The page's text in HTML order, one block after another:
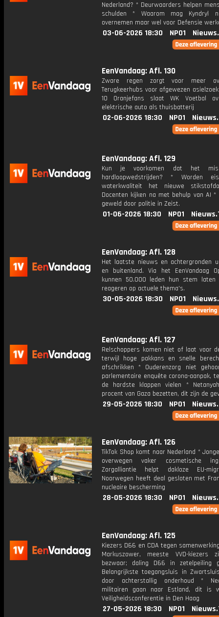
Nederland? * Deurwaarders helpen
schulden * Waarom mag Kyndryl
overnemen maar wel voor Defensie
03-06-2026 18:30 NPO1
EenVandaag: Afl. 130
Zware regen zorgt voor meer
Terugkeerhubs voor afgewezen
10 Oranjefans slaat WK Voetbal
elektrische auto als thuisbatterij
02-06-2026 18:30 NPO1
EenVandaag: Afl. 129
Kun je voorkomen dat het
hardloopwedstrijden? * Worden
waterkwaliteit het nieuwe
Docenten kijken na met behulp van AI *
geweld door politie in Zeist.
01-06-2026 18:30 NPO1
EenVandaag: Afl. 128
Het laatste nieuws en achtergronden
en buitenland. Via het EenVandaag
kunnen 50.000 leden hun stem laten
reageren op actuele thema's.
30-05-2026 18:30 NPO1
EenVandaag: Afl. 127
Relschoppers komen niet of laat voor
terwijl hoge pakkans en snelle
afschrikken * Ouderenzorg niet
parlementaire enquête corona-aanpak,
de hardste klappen vielen *
procent van Gaza bezetten, dit zijn de
29-05-2026 18:30 NPO1
EenVandaag: Afl. 126
TikTok Shop komt naar Nederland *
overwegen vaker cosmetische
Zorgalliantie helpt dakloze EU-
Noorwegen heeft deal gesloten met
nucleaire bescherming
28-05-2026 18:30 NPO1
EenVandaag: Afl. 125
Kiezers D66 en CDA tegen
Markuszower, meeste VVD-kiezers
bezwaar; daling D66 in zetelpeiling
Belangrijkste toegangsluis in
door achterstallig onderhoud *
militairen gaan naar Estland, dit is
Veiligheidsconferentie in Den Haag
27-05-2026 18:30 NPO1